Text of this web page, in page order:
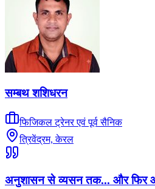
सम्बथ शशिधरन
फिजिकल ट्रेनर एवं पूर्व सैनिक
त्रिवेंद्रम, केरल
अनुशासन से व्यसन तक... और फिर